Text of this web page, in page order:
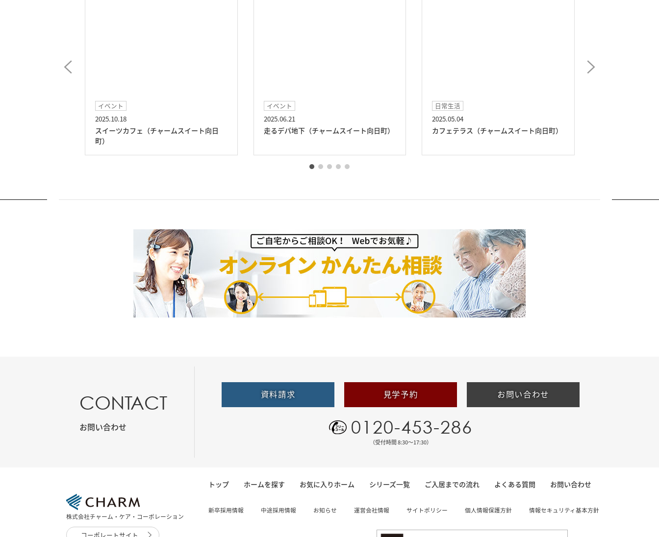
イベント
2025.10.18
スイーツカフェ（チャームスイート向日
町）
イベント
2025.06.21
走るデパ地下（チャームスイート向日町）
日常生活
2025.05.04
カフェテラス（チャームスイート向日町）
CONTACT
お問い合わせ
資料請求 見学予約 お問い合わせ
0120-453-286
（受付時間 8:30〜17:30）
トップ ホームを探す お気に入りホーム シリーズ一覧 ご入居までの流れ よくある質問 お問い合わせ
新卒採用情報 中途採用情報 お知らせ 運営会社情報 サイトポリシー 個人情報保護方針 情報セキュリティ基本方針
株式会社チャーム・ケア・コーポレーション
コーポレートサイト